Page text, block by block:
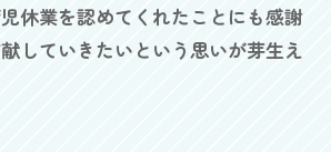
休業を認めてくれたことにも感謝
していきたいという思いが芽生え